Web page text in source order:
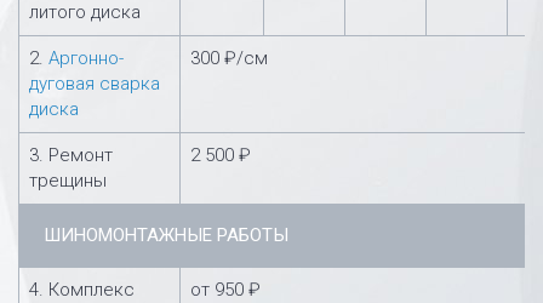
литого диска
2. Аргонно-
дуговая сварка
диска
300 ₽/см
3. Ремонт
трещины
2 500 ₽
ШИНОМОНТАЖНЫЕ РАБОТЫ
4. Комплекс
от 950 ₽